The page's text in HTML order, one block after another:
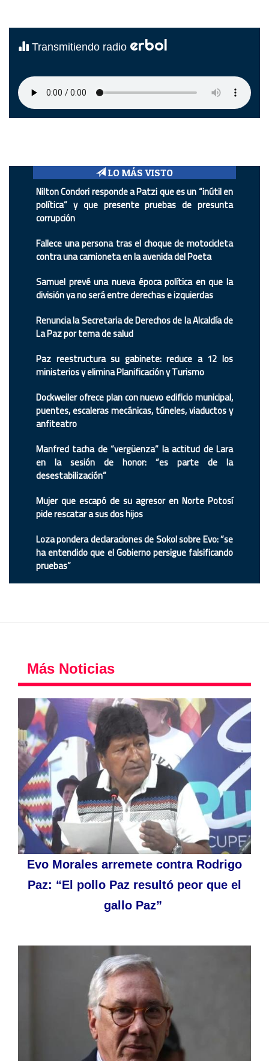
Transmitiendo radio erbol
LO MÁS VISTO
Nilton Condori responde a Patzi que es un “inútil en
política” y que presente pruebas de presunta
corrupción
Fallece una persona tras el choque de motocicleta
contra una camioneta en la avenida del Poeta
Samuel prevé una nueva época política en que la
división ya no será entre derechas e izquierdas
Renuncia la Secretaria de Derechos de la Alcaldía de
La Paz por tema de salud
Paz reestructura su gabinete: reduce a 12 los
ministerios y elimina Planificación y Turismo
Dockweiler ofrece plan con nuevo edificio municipal,
puentes, escaleras mecánicas, túneles, viaductos y
anfiteatro
Manfred tacha de “vergüenza” la actitud de Lara
en la sesión de honor: “es parte de la
desestabilización”
Mujer que escapó de su agresor en Norte Potosí
pide rescatar a sus dos hijos
Loza pondera declaraciones de Sokol sobre Evo: “se
ha entendido que el Gobierno persigue falsificando
pruebas”
Más Noticias
Evo Morales arremete contra Rodrigo
Paz: “El pollo Paz resultó peor que el
gallo Paz”